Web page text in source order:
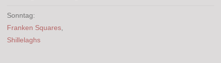
Sonntag:
Franken Squares,
Shillelaghs